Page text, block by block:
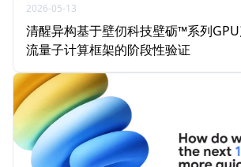
2026-05-13
清醒异构基于壁仞科技壁砺™系列
流量子计算框架的阶段性验证